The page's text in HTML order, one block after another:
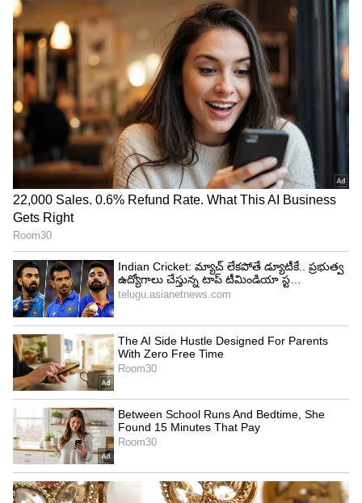
ఇంత హుషారు ఏంటి భయ్యా ఎలా
కొట్టేసుకుంటున్నాడో చూడండి | Hushar
Pittalu Movie Press Meet | Actor
Bhanu